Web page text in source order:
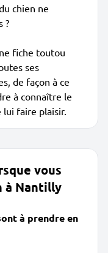
chien ne
?
fiche toutou
ses
de façon à ce
à connaître le
lui faire plaisir.
vous
à Nantilly
à prendre en